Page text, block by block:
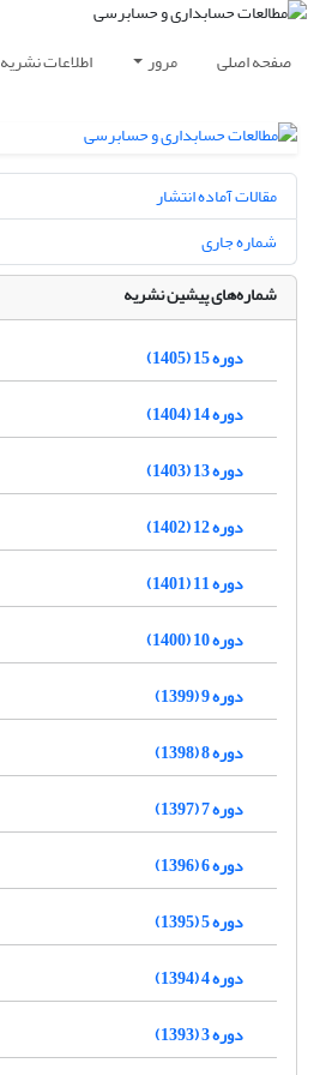
صفحه اصلی مرور اطلاعات نشریه
مقالات آماده انتشار
شماره جاری
شماره‌های پیشین نشریه
دوره 15 (1405)
دوره 14 (1404)
دوره 13 (1403)
دوره 12 (1402)
دوره 11 (1401)
دوره 10 (1400)
دوره 9 (1399)
دوره 8 (1398)
دوره 7 (1397)
دوره 6 (1396)
دوره 5 (1395)
دوره 4 (1394)
دوره 3 (1393)